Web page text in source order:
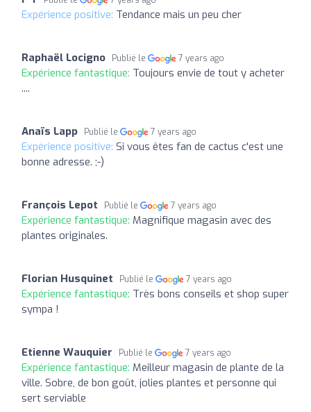
Expérience positive: Tendance mais un peu cher
Raphaël Locigno Publié le 7 years ago
Expérience fantastique: Toujours envie de tout y acheter
....
Anaïs Lapp Publié le 7 years ago
Expérience positive: Si vous êtes fan de cactus c'est une
bonne adresse. ;-)
François Lepot Publié le 7 years ago
Expérience fantastique: Magnifique magasin avec des
plantes originales.
Florian Husquinet Publié le 7 years ago
Expérience fantastique: Très bons conseils et shop super
sympa !
Etienne Wauquier Publié le 7 years ago
Expérience fantastique: Meilleur magasin de plante de la
ville. Sobre, de bon goût, jolies plantes et personne qui
sert serviable